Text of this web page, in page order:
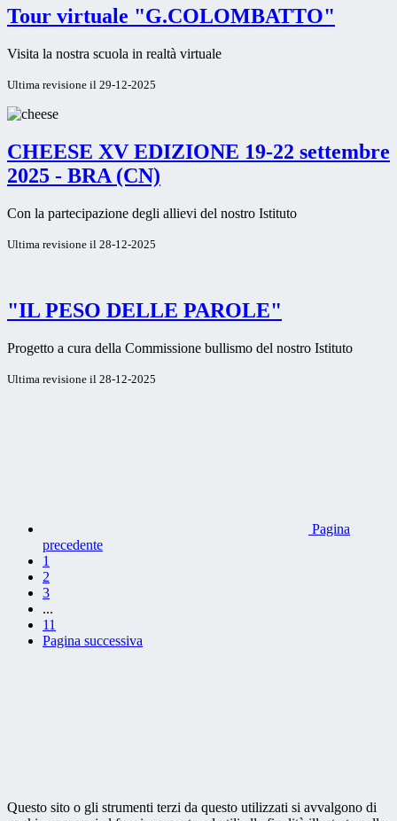
Tour virtuale "G.COLOMBATTO"
Visita la nostra scuola in realtà virtuale
Ultima revisione il 29-12-2025
CHEESE XV EDIZIONE 19-22 settembre
2025 - BRA (CN)
Con la partecipazione degli allievi del nostro Istituto
Ultima revisione il 28-12-2025
"IL PESO DELLE PAROLE"
Progetto a cura della Commissione bullismo del nostro Istituto
Ultima revisione il 28-12-2025
Pagina
precedente
1
2
3
...
11
Pagina successiva
Questo sito o gli strumenti terzi da questo utilizzati si avvalgono di